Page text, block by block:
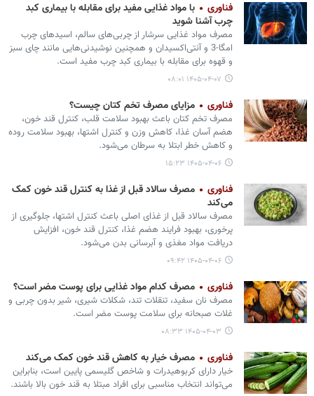
فناوری
با مواد غذایی مفید برای مقابله با بیماری کبد
چرب آشنا شوید
مصرف مواد غذایی سرشار از چربی‌های سالم، اسیدهای چرب
امگا-3 و آنتی‌اکسیدان و همچنین نوشیدنی‌هایی مانند چای سبز
و قهوه برای مقابله با بیماری کبد چرب مفید است.
۱۴۰۵-۰۴-۰۷ ۰۸:۰۱
فناوری مزایای مصرف تخم کتان چیست؟
مصرف تخم کتان باعث بهبود سلامت قلب، کنترل قند خون،
هضم آسان غذا، کاهش وزن و کنترل اشتها، بهبود سلامت روده
و کاهش خطر ابتلا به سرطان می‏‌شود.
۱۴۰۵-۰۴-۰۶ ۱۵:۲۳
فناوری
مصرف سالاد قبل از غذا به کنترل قند خون کمک
می‌کند
مصرف سالاد قبل از غذای اصلی باعث کنترل اشتها، جلوگیری از
پرخوری، بهبود فرایند هضم غذا، کنترل قند خون، افزایش
دریافت مواد مغذی و آبرسانی بدن می‏‌شود.
۱۴۰۵-۰۴-۰۶ ۰۹:۴۲
فناوری مصرف کدام مواد غذایی برای پوست مضر است؟
مصرف نان سفید، تنقلات تند، شکلات شیری، شیر بدون چربی و
غلات صبحانه برای سلامت پوست مضر است.
۱۴۰۵-۰۴-۰۳ ۰۸:۳۳
فناوری مصرف خیار به کاهش قند خون کمک می‌کند
خیار دارای کربوهیدرات و شاخص گلیسمی پایین است، بنابراین
می‌تواند انتخاب مناسبی برای افراد مبتلا به قند خون بالا باشند.